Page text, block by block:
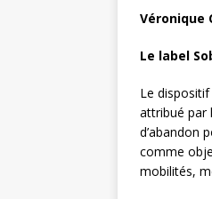
Véronique
Le label
Le
attribué par
d’abandon
comme
mobilités,